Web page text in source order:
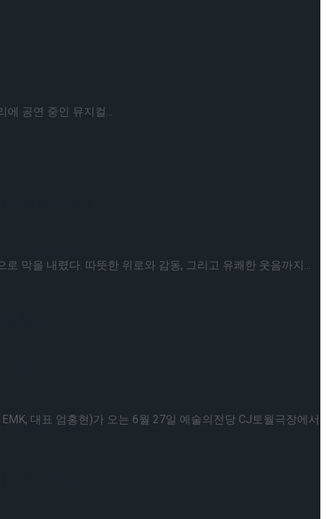
팅 경기 결과
팅 경기 결과
팅 경기 결과
결과
에 공연 중인 뮤지컬...
막을 내렸다. 따뜻한 위로와 감동, 그리고 유쾌한 웃음까지...
대표 엄홍현)가 오는 6월 27일 예술의전당 CJ토월극장에서